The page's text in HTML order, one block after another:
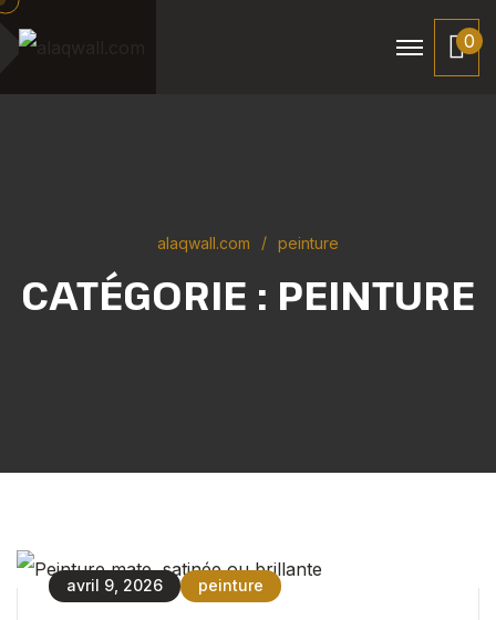
0
alaqwall.com peinture
CATÉGORIE : PEINTURE
avril 9, 2026 peinture